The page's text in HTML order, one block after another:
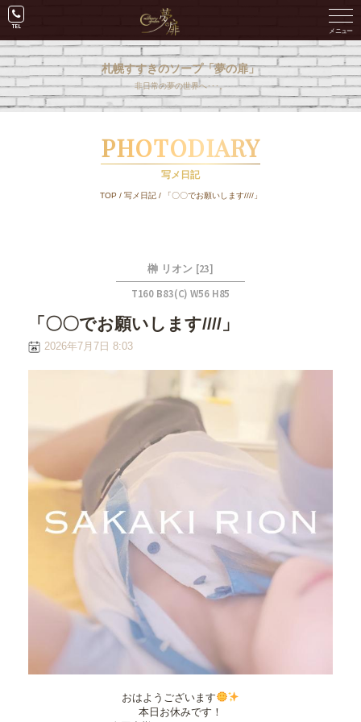
札幌すすきのソープ「夢の扉」
非日常の夢の世界へ･･･。
PHOTODIARY
写メ日記
TOP / 写メ日記/ 「〇〇でお願いします////」
榊 リオン [23]
T160 B83(C) W56 H85
「〇〇でお願いします////」
2026年7月7日 8:03
おはようございます
本日お休みです！